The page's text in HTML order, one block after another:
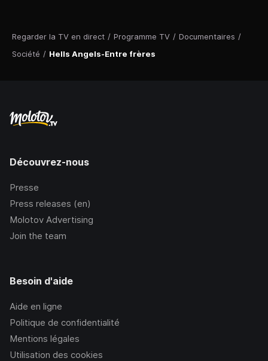
Regarder la TV en direct / Programme TV / Documentaires /
Société / Hells Angels-Entre frères
Découvrez-nous
Presse
Press releases (en)
Molotov Advertising
Join the team
Besoin d'aide
Aide en ligne
Politique de confidentialité
Mentions légales
Utilisation des cookies